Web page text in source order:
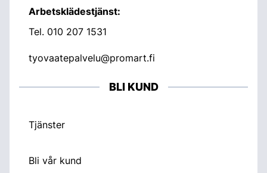
Arbetsklädestjänst:
Tel. 010 207 1531
tyovaatepalvelu@promart.fi
BLI KUND
Tjänster
Bli vår kund